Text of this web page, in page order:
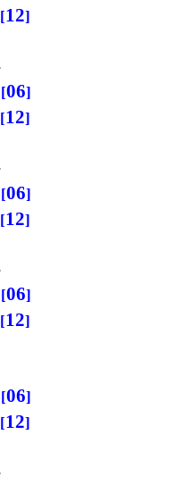
12
06
12
06
12
06
12
06
12